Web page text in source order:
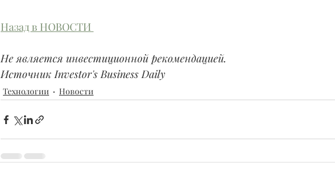
Назад в НОВОСТИ
Не является инвестиционной рекомендацией.
Источник Investor's Business Daily
Технологии Новости